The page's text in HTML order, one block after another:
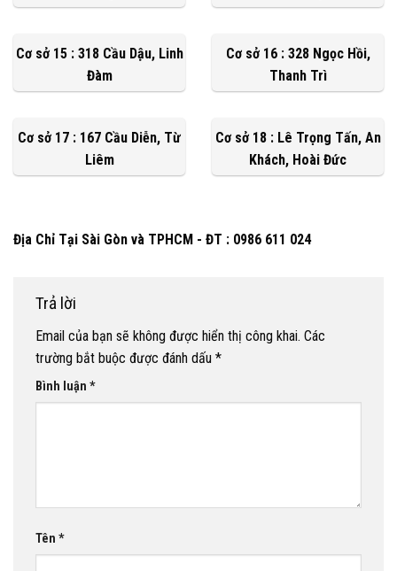
Cơ sở 15 : 318 Cầu Dậu, Linh
Đàm
Cơ sở 16 : 328 Ngọc Hồi,
Thanh Trì
Cơ sở 17 : 167 Cầu Diễn, Từ
Liêm
Cơ sở 18 : Lê Trọng Tấn, An
Khách, Hoài Đức
Địa Chỉ Tại Sài Gòn và TPHCM - ĐT : 0986 611 024
Trả lời
Email của bạn sẽ không được hiển thị công khai. Các
trường bắt buộc được đánh dấu *
Bình luận *
Tên *